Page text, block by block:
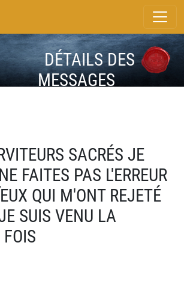
DÉTAILS DES
MESSAGES
SACRÉS JE
FAITES PAS L'ERREUR
QUI M'ONT REJETÉ
SUIS VENU LA
FOIS